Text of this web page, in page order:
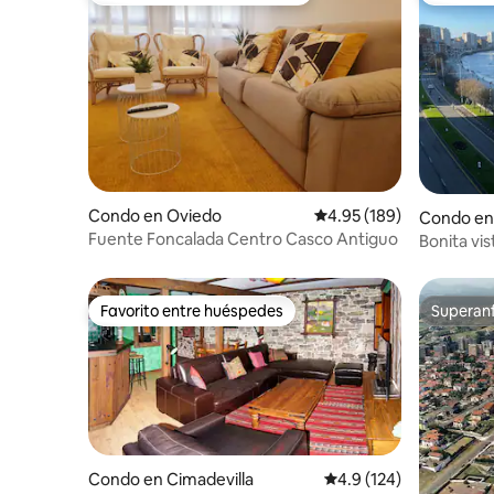
Condo en Oviedo Calificación promedio:
4.95 (189)
Fuente Foncalada Centro Casco Antiguo
Condo
Bonita
Favorito entre huéspedes
Favorito entre huéspedes
Condo en Cimadevilla Calificación
4.9 (124)